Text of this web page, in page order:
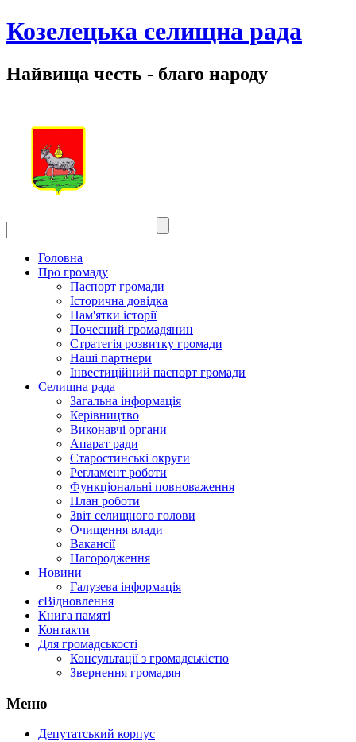
Козелецька селищна рада
Найвища честь - благо народу
Головна
Про громаду
Паспорт громади
Історична довідка
Пам'ятки історії
Почесний громадянин
Стратегія розвитку громади
Наші партнери
Інвестиційний паспорт громади
Селищна рада
Загальна інформація
Керівництво
Виконавчі органи
Апарат ради
Старостинські округи
Регламент роботи
Функціональні повноваження
План роботи
Звіт селищного голови
Очищення влади
Вакансії
Нагородження
Новини
Галузева інформація
єВідновлення
Книга памяті
Контакти
Для громадськості
Консультації з громадськістю
Звернення громадян
Меню
Депутатський корпус